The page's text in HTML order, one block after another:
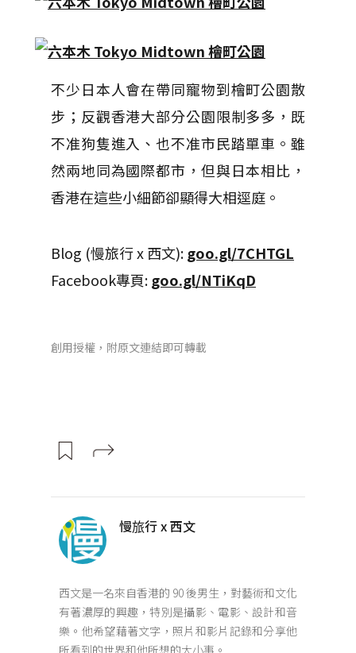
不少日本人會在帶同寵物到檜町公園散
步；反觀香港大部分公園限制多多，既
不准狗隻進入、也不准市民踏單車。雖
然兩地同為國際都市，但與日本相比，
香港在這些小細節卻顯得大相逕庭。
Blog (慢旅行 x 西文): goo.gl/7CHTGL
Facebook專頁: goo.gl/NTiKqD
創用授權，附原文連結即可轉載
慢旅行 x 西文
西文是一名來自香港的 90 後男生，對藝術和文化
有著濃厚的興趣，特別是攝影、電影、設計和音
樂。他希望藉著文字，照片和影片記錄和分享他